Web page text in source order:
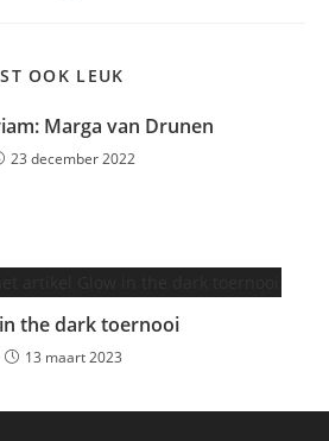
OOK LEUK
Marga van Drunen
23 december 2022
the dark toernooi
13 maart 2023